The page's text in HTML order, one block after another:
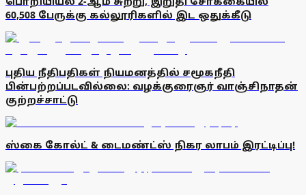
60,508 பேருக்கு கல்லூரிகளில் இட ஒதுக்கீடு
புதிய நீதிபதிகள் நியமனத்தில் சமூகநீதி
பின்பற்றப்படவில்லை: வழக்குரைஞர் வாஞ்சிநாதன்
குற்றச்சாட்டு
ஸ்கை கோல்ட் & டைமண்ட்ஸ் நிகர லாபம் இரட்டிப்பு!